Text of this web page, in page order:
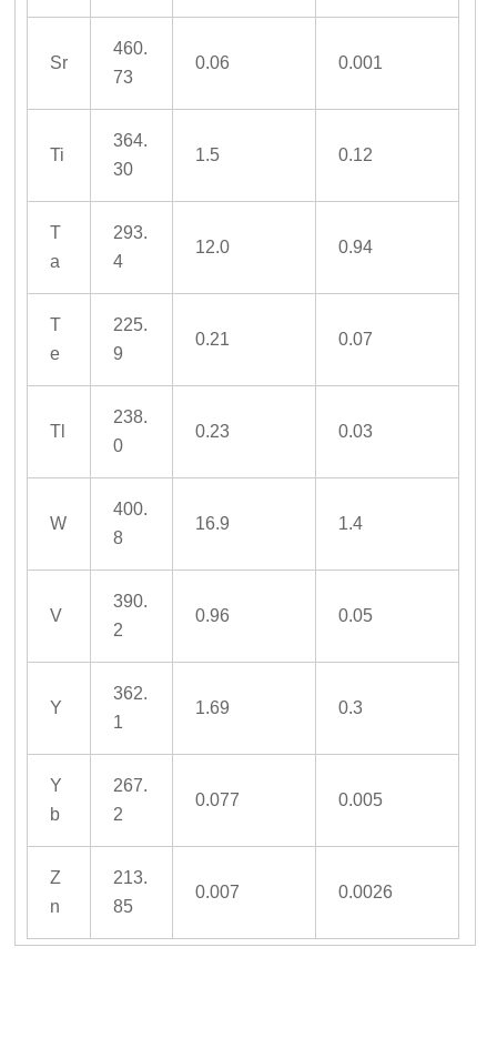
Sr
460.
73
0.06 0.001
Ti
364.
30
1.5 0.12
T
a
293.
4
12.0 0.94
T
e
225.
9
0.21 0.07
Tl
238.
0
0.23 0.03
W
400.
8
16.9 1.4
V
390.
2
0.96 0.05
Y
362.
1
1.69 0.3
Y
b
267.
2
0.077 0.005
Z
n
213.
85
0.007 0.0026